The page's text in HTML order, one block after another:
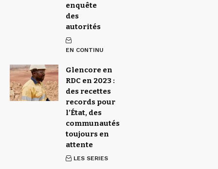
enquête
des
autorités
EN CONTINU
Glencore en
RDC en 2023 :
des recettes
records pour
l’État, des
communautés
toujours en
attente
LES SERIES